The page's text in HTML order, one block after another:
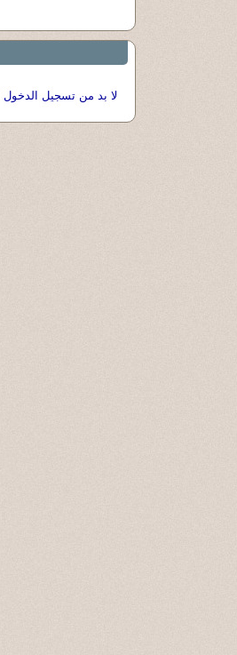
لا بد من تسجيل الدخول